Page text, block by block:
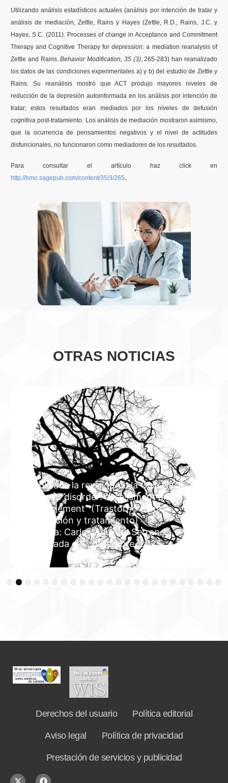
Utilizando análisis estadísticos actuales (análisis por intención de tratar y
análisis de mediación, Zettle, Rains y Hayes (Zettle, R.D., Rains, J.C. y
Hayes, S.C. (2011). Processes of change in Acceptance and Commitment
Therapy and Cognitive Therapy for depression: a mediation reanalysis of
Zettle and Rains.Behavior Modification, 35 (3), 265-283) han reanalizado
los datos de las condiciones experimentales a) y b) del estudio de Zettle y
Rains. Su reanálisis mostró que ACT produjo mayores niveles de
reducción de la depresión autoinformada en los análisis por intención de
tratar; estos resultados eran mediados por los niveles de defusión
cognitiva post-tratamiento. Los análisis de mediación mostraron asimismo,
que la ocurrencia de pensamientos negativos y el nivel de actitudes
disfuncionales, no funcionaron como mediadores de los resultados.
Para consultar el artículo haz click en
http://bmo.sagepub.com/content/35/3/265.
OTRAS NOTICIAS
Publicada la revisión de la Guía NICE
"Bipolar disorder: assessment and
management" (Trastorno bipolar:
evaluación y tratamiento)
Autoría: Carlos Aguilera Serrano
Publicada el 11 diciembre, 2025
5
Derechos del usuario Política editorial
Aviso legal Política de privacidad
Prestación de servicios y publicidad